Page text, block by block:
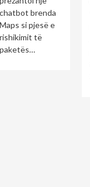
chatbot brenda
Maps si pjesë e
rishikimit të
paketës…